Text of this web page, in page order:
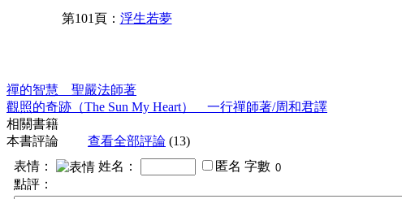
第101頁： 浮生若夢
禪的智慧 聖嚴法師著
觀照的奇跡（The Sun My Heart） 一行禪師著/周和君譯
相關書籍
本書評論
查看全部評論 (13)
表情：
姓名： 匿名 字數
點評：